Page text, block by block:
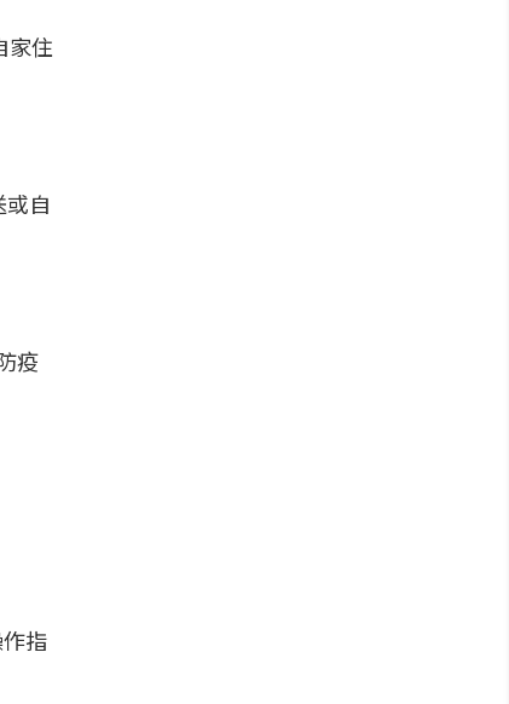
家住
自
疫
指